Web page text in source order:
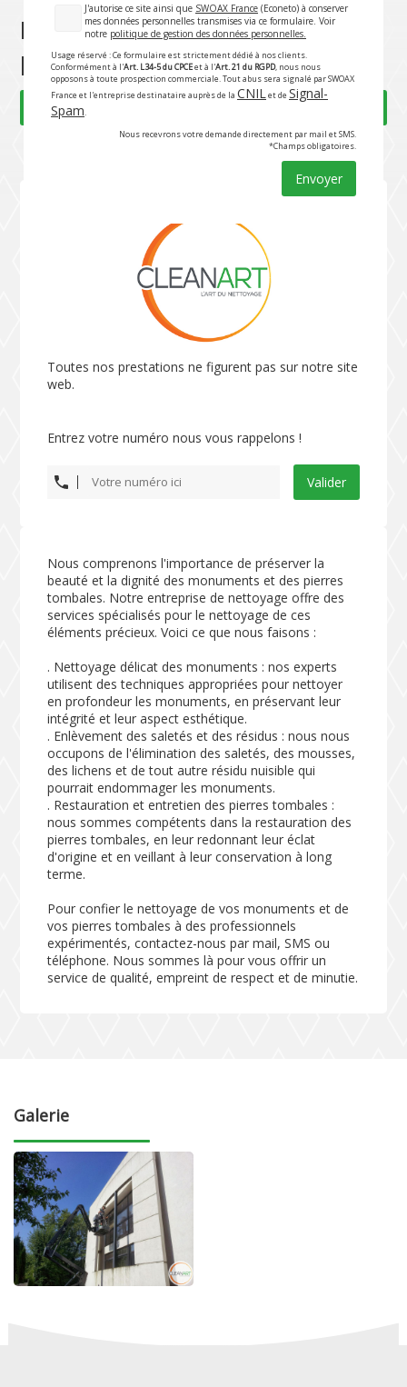
J'autorise ce site ainsi que SWOAX France (Econeto) à conserver
mes données personnelles transmises via ce formulaire. Voir
notre politique de gestion des données personnelles.
Usage réservé : Ce formulaire est strictement dédié à nos clients.
Conformément à l'Art. L34-5 du CPCEet à l'Art. 21 du RGPD, nous nous
opposons à toute prospection commerciale. Tout abus sera signalé par SWOAX
France et l'entreprise destinataire auprès de la CNILet de Signal-
Spam.
Nous recevrons votre demande directement par mail et SMS.
*Champs obligatoires.
Envoyer
Toutes nos prestations ne figurent pas sur notre site
web.
Entrez votre numéro nous vous rappelons !
Valider
Nettoyage de monuments et
pierres tombales
Rubrique précédente Rubrique suivante
Nous comprenons l'importance de préserver la
beauté et la dignité des monuments et des pierres
tombales. Notre entreprise de nettoyage offre des
services spécialisés pour le nettoyage de ces
éléments précieux. Voici ce que nous faisons :
. Nettoyage délicat des monuments : nos experts
utilisent des techniques appropriées pour nettoyer
en profondeur les monuments, en préservant leur
intégrité et leur aspect esthétique.
. Enlèvement des saletés et des résidus : nous nous
occupons de l'élimination des saletés, des mousses,
des lichens et de tout autre résidu nuisible qui
pourrait endommager les monuments.
. Restauration et entretien des pierres tombales :
nous sommes compétents dans la restauration des
pierres tombales, en leur redonnant leur éclat
d'origine et en veillant à leur conservation à long
terme.
Pour confier le nettoyage de vos monuments et de
vos pierres tombales à des professionnels
expérimentés, contactez-nous par mail, SMS ou
téléphone. Nous sommes là pour vous offrir un
service de qualité, empreint de respect et de minutie.
Galerie